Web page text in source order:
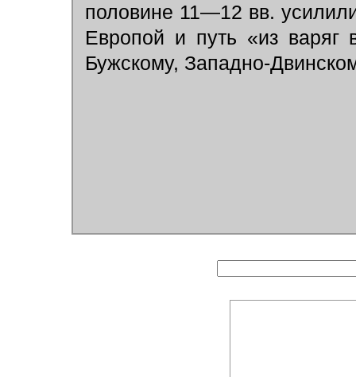
половине 11—12 вв.
Европой и путь «из варяг
Бужскому, Западно-